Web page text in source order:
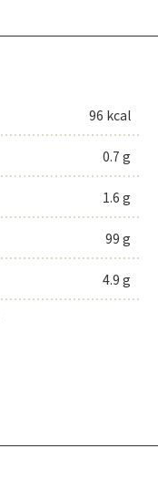
96 kcal
0.7 g
1.6 g
99 g
4.9 g